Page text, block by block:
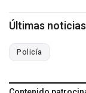
Últimas
Policía